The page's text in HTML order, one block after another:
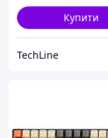
Купити
TechLine